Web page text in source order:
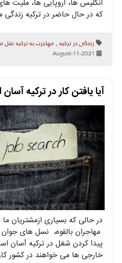
انگلیس ها، اروپایی ها، ملیت
که در حال حاضر در ترکیه زندگی
زندگی در ترکیه , مهاجرت به ترکیه نقل
آیا یافتن کار در ترکیه
در حالی که بسیاری ازمشتریان
مهاجران بالقوه، نسل های
پیدا کردن شغل در ترکیه آسان
خارجی ها می خواهند در کشور